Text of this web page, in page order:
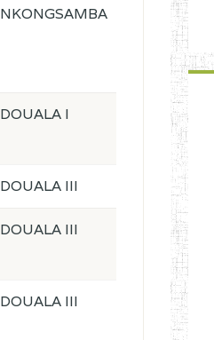
NKONGSAMBA
DOUALA I
DOUALA III
DOUALA III
DOUALA III